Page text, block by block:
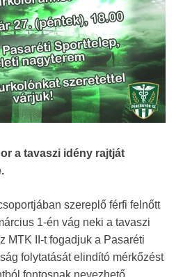
a tavaszi idény rajtját
szereplő férfi felnőtt
1-én vág neki a tavaszi
MTK II-t fogadjuk a Pasaréti
folytatását elindító mérkőzést
fontosnak nevezhető